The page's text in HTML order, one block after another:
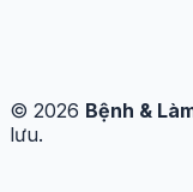
© 2026 Bệnh &
lưu.